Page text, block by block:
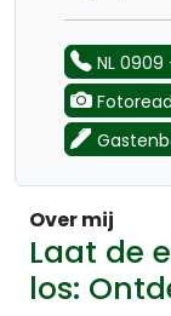
NL 0909
Over mij
Laat de
los: